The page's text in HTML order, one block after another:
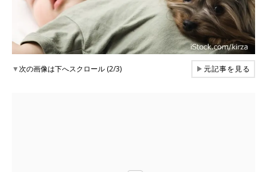
▼次の画像は下へスクロール (2/3) ▶元記事を見る